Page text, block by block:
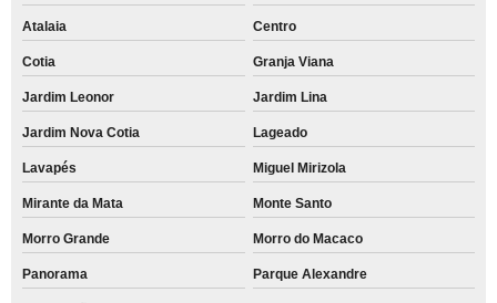
Atalaia Centro
Cotia Granja Viana
Jardim Leonor Jardim Lina
Jardim Nova Cotia Lageado
Lavapés Miguel Mirizola
Mirante da Mata Monte Santo
Morro Grande Morro do Macaco
Panorama Parque Alexandre